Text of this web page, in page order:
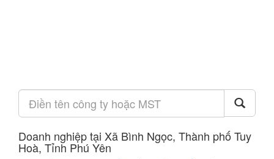
Doanh nghiệp tại Xã Bình Ngọc, Thành phố Tuy
Hoà, Tỉnh Phú Yên